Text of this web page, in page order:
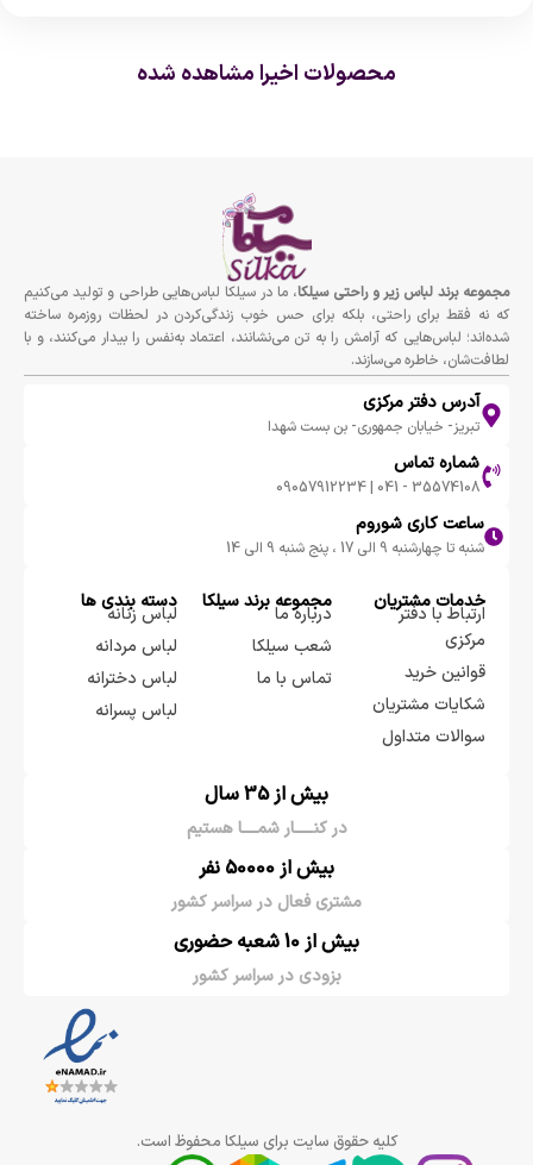
محصولات اخیرا مشاهده شده
مجموعه برند لباس زير و راحتى سيلكا، ما در سیلکا لباس‌هایی طراحی و تولید می‌کنیم
که نه فقط برای راحتی، بلکه برای حس خوب زندگی‌کردن در لحظات روزمره ساخته
شده‌اند؛ لباس‌هایی که آرامش را به تن می‌نشانند، اعتماد به‌نفس را بیدار می‌کنند، و با
لطافت‌شان، خاطره می‌سازند.
آدرس دفتر مرکزی
تبریز- خیابان جمهوری- بن بست شهدا
شماره تماس
35574108 - 041 | 09057912234
ساعت کاری شوروم
شنبه تا چهارشنبه 9 الی 17 ، پنج شنبه 9 الی 14
خدمات مشتریان
ارتباط با دفتر
مرکزی
قوانین خرید
شکایات مشتریان
سوالات متداول
مجموعه برند سيلكا
درباره ما
شعب سیلکا
تماس با ما
دسته بندی ها
لباس زنانه
لباس مردانه
لباس دخترانه
لباس پسرانه
بیش از 35 سال
در کنـــــار شمــــا هستیم
بیش از 50000 نفر
مشتری فعال در سراسر کشور
بیش از 10 شعبه حضوری
بزودی در سراسر کشور
کلیه حقوق سایت برای سیلکا محفوظ است.